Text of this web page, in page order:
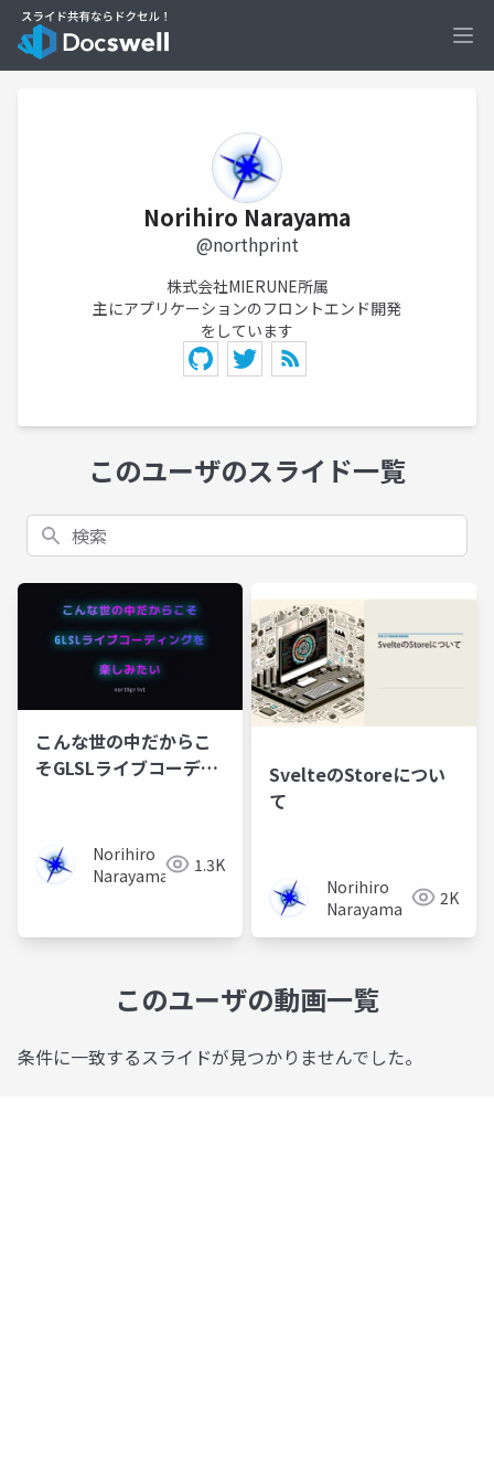
Norihiro Narayama
@northprint
株式会社MIERUNE所属
主にアプリケーションのフロントエンド開発
をしています
このユーザのスライド一覧
検索
こんな世の中だからこ
そGLSLライブコーディ
Norihiro
Narayama
1.3K
SvelteのStoreについ
て
Norihiro
Narayama
2K
このユーザの動画一覧
条件に一致するスライドが見つかりませんでした。